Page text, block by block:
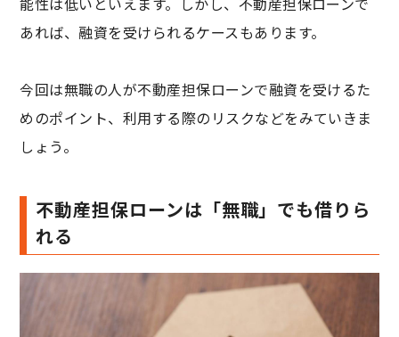
あれば、融資を受けられるケースもあります。
今回は無職の人が不動産担保ローンで融資を受けるた
めのポイント、利用する際のリスクなどをみていきま
しょう。
不動産担保ローンは「無職」でも借りら
れる